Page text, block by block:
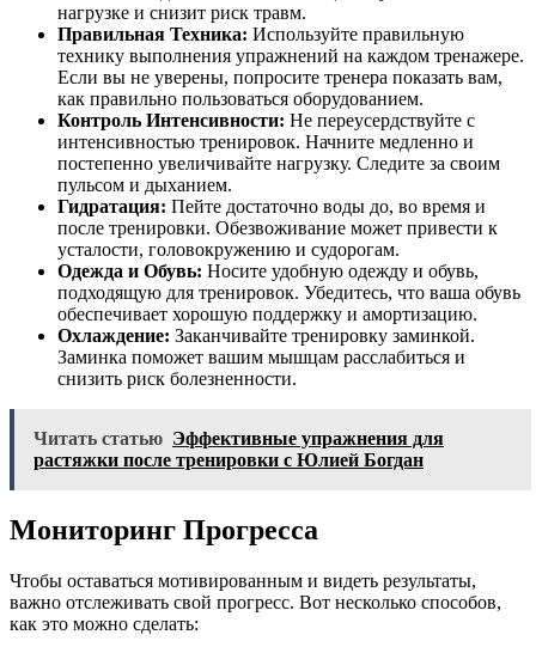
нагрузке и снизит риск травм.
Правильная Техника: Используйте правильную
технику выполнения упражнений на каждом тренажере.
Если вы не уверены, попросите тренера показать вам,
как правильно пользоваться оборудованием.
Контроль Интенсивности: Не переусердствуйте с
интенсивностью тренировок. Начните медленно и
постепенно увеличивайте нагрузку. Следите за своим
пульсом и дыханием.
Гидратация: Пейте достаточно воды до, во время и
после тренировки. Обезвоживание может привести к
усталости, головокружению и судорогам.
Одежда и Обувь: Носите удобную одежду и обувь,
подходящую для тренировок. Убедитесь, что ваша обувь
обеспечивает хорошую поддержку и амортизацию.
Охлаждение: Заканчивайте тренировку заминкой.
Заминка поможет вашим мышцам расслабиться и
снизить риск болезненности.
Читать статью Эффективные упражнения для
растяжки после тренировки с Юлией Богдан
Мониторинг Прогресса
Чтобы оставаться мотивированным и видеть результаты,
важно отслеживать свой прогресс. Вот несколько способов,
как это можно сделать: